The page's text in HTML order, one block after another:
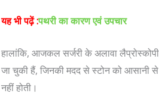
यह भी पढ़ें :पथरी का कारण एवं उपचार
हालांकि, आजकल सर्जरी के अलावा
जा चुकी हैं, जिनकी मदद से स्टोन को आसानी
नहीं होती।